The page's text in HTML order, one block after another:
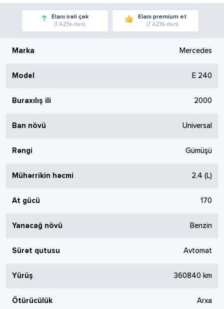
Elanı irəli çək
(1 AZN-dən)
Elanı premium et
(7 AZN-dən)
Marka Mercedes
Model E 240
Buraxılış ili 2000
Ban növü Universal
Rəngi Gümüşü
Mühərrikin həcmi 2.4 (L)
At gücü 170
Yanacağ növü Benzin
Sürət qutusu Avtomat
Yürüş 360840 km
Ötürücülük Arxa